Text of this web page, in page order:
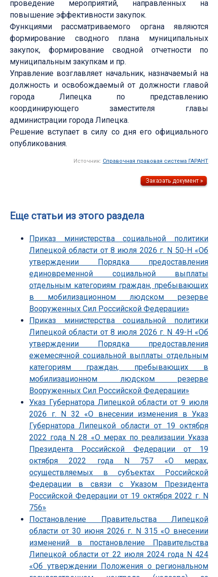
проведение мероприятий, направленных на
повышение эффективности закупок.
Функциями рассматриваемого органа являются
формирование сводного плана муниципальных
закупок, формирование сводной отчетности по
муниципальным закупкам и пр.
Управление возглавляет начальник, назначаемый на
должность и освобождаемый от должности главой
города Липецка по представлению
координирующего заместителя главы
администрации города Липецка.
Решение вступает в силу со дня его официального
опубликования.
Источник: Справочная правовая система ГАРАНТ
Еще статьи из этого раздела
Приказ министерства социальной политики
Липецкой области от 8 июля 2026 г. N 50-Н «Об
утверждении Порядка предоставления
единовременной социальной выплаты
отдельным категориям граждан, пребывающих
в мобилизационном людском резерве
Вооруженных Сил Российской Федерации»
Приказ министерства социальной политики
Липецкой области от 8 июля 2026 г. N 49-Н «Об
утверждении Порядка предоставления
ежемесячной социальной выплаты отдельным
категориям граждан, пребывающих в
мобилизационном людском резерве
Вооруженных Сил Российской Федерации»
Указ Губернатора Липецкой области от 9 июля
2026 г. N 32 «О внесении изменения в Указ
Губернатора Липецкой области от 19 октября
2022 года N 28 «О мерах по реализации Указа
Президента Российской Федерации от 19
октября 2022 года N 757 «О мерах,
осуществляемых в субъектах Российской
Федерации в связи с Указом Президента
Российской Федерации от 19 октября 2022 г. N
756»
Постановление Правительства Липецкой
области от 30 июня 2026 г. N 315 «О внесении
изменений в постановление Правительства
Липецкой области от 22 июля 2024 года N 424
«Об утверждении Положения о региональном